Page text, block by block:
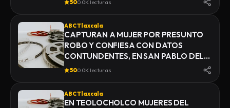
500.0K lecturas
ABC Tlaxcala
CAPTURAN A MUJER POR PRESUNTO
ROBO Y CONFIESA CON DATOS
CONTUNDENTES, EN SAN PABLO DEL
MONTE
500.0K lecturas
ABC Tlaxcala
EN TEOLOCHOLCO MUJERES DEL